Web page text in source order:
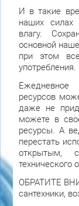
И в такие
наших силах
влагу.
основной
при этом
употребления.
Ежедневное
ресурсов
даже не
можете в
ресурсы. А
перестать
открытым,
технического
ОБРАТИТЕ
сантехники,